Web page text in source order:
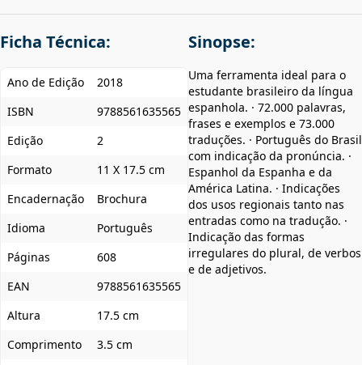
Ficha Técnica:
Ano de Edição
2018
ISBN
9788561635565
Edição
2
Formato
11 X 17.5 cm
Encadernação
Brochura
Idioma
Português
Páginas
608
EAN
9788561635565
Altura
17.5 cm
Comprimento
3.5 cm
Sinopse:
Uma ferramenta ideal para o
estudante brasileiro da língua
espanhola. · 72.000 palavras,
frases e exemplos e 73.000
traduções. · Português do Brasil
com indicação da pronúncia. ·
Espanhol da Espanha e da
América Latina. · Indicações
dos usos regionais tanto nas
entradas como na tradução. ·
Indicação das formas
irregulares do plural, de verbos
e de adjetivos.